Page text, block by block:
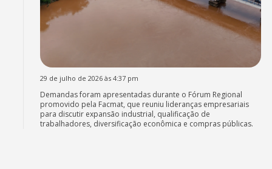
29 de julho de 2026 às 4:37 pm
Demandas foram apresentadas durante o Fórum Regional
promovido pela Facmat, que reuniu lideranças empresariais
para discutir expansão industrial, qualificação de
trabalhadores, diversificação econômica e compras públicas.